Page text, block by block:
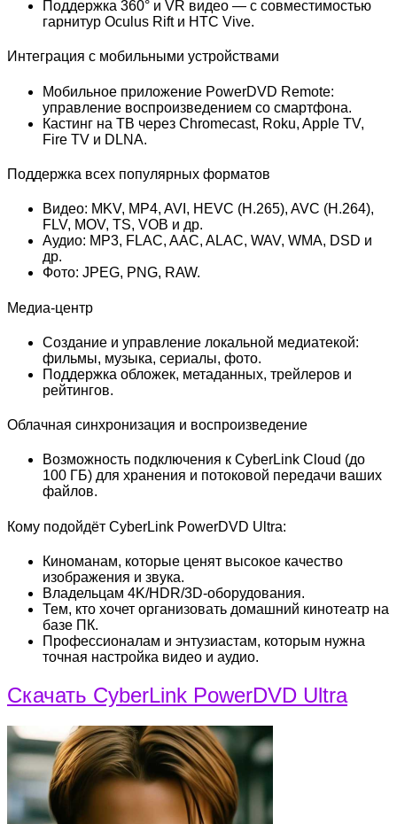
Поддержка 360° и VR видео — с совместимостью
гарнитур Oculus Rift и HTC Vive.
Интеграция с мобильными устройствами
Мобильное приложение PowerDVD Remote:
управление воспроизведением со смартфона.
Кастинг на ТВ через Chromecast, Roku, Apple TV,
Fire TV и DLNA.
Поддержка всех популярных форматов
Видео: MKV, MP4, AVI, HEVC (H.265), AVC (H.264),
FLV, MOV, TS, VOB и др.
Аудио: MP3, FLAC, AAC, ALAC, WAV, WMA, DSD и
др.
Фото: JPEG, PNG, RAW.
Медиа-центр
Создание и управление локальной медиатекой:
фильмы, музыка, сериалы, фото.
Поддержка обложек, метаданных, трейлеров и
рейтингов.
Облачная синхронизация и воспроизведение
Возможность подключения к CyberLink Cloud (до
100 ГБ) для хранения и потоковой передачи ваших
файлов.
Кому подойдёт CyberLink PowerDVD Ultra:
Киноманам, которые ценят высокое качество
изображения и звука.
Владельцам 4K/HDR/3D-оборудования.
Тем, кто хочет организовать домашний кинотеатр на
базе ПК.
Профессионалам и энтузиастам, которым нужна
точная настройка видео и аудио.
Скачать CyberLink PowerDVD Ultra